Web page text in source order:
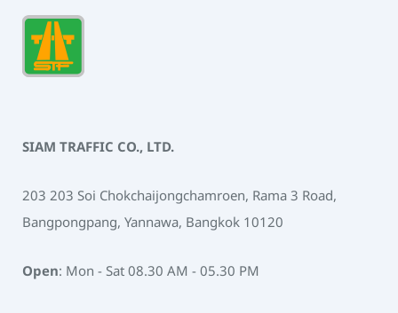
SIAM TRAFFIC CO., LTD.
203 203 Soi Chokchaijongchamroen, Rama 3 Road,
Bangpongpang, Yannawa, Bangkok 10120
Open: Mon - Sat 08.30 AM - 05.30 PM